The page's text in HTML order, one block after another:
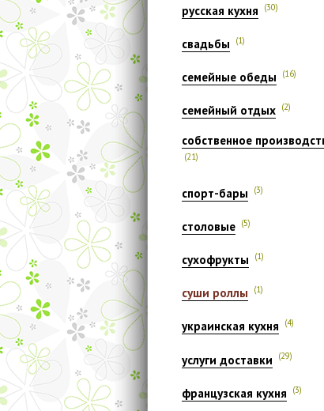
русская кухня (30)
свадьбы (1)
семейные обеды (16)
семейный отдых (2)
собственное
(21)
спорт-бары (3)
столовые (5)
сухофрукты (1)
суши роллы (1)
украинская кухня (4)
услуги доставки (29)
французская кухня (3)